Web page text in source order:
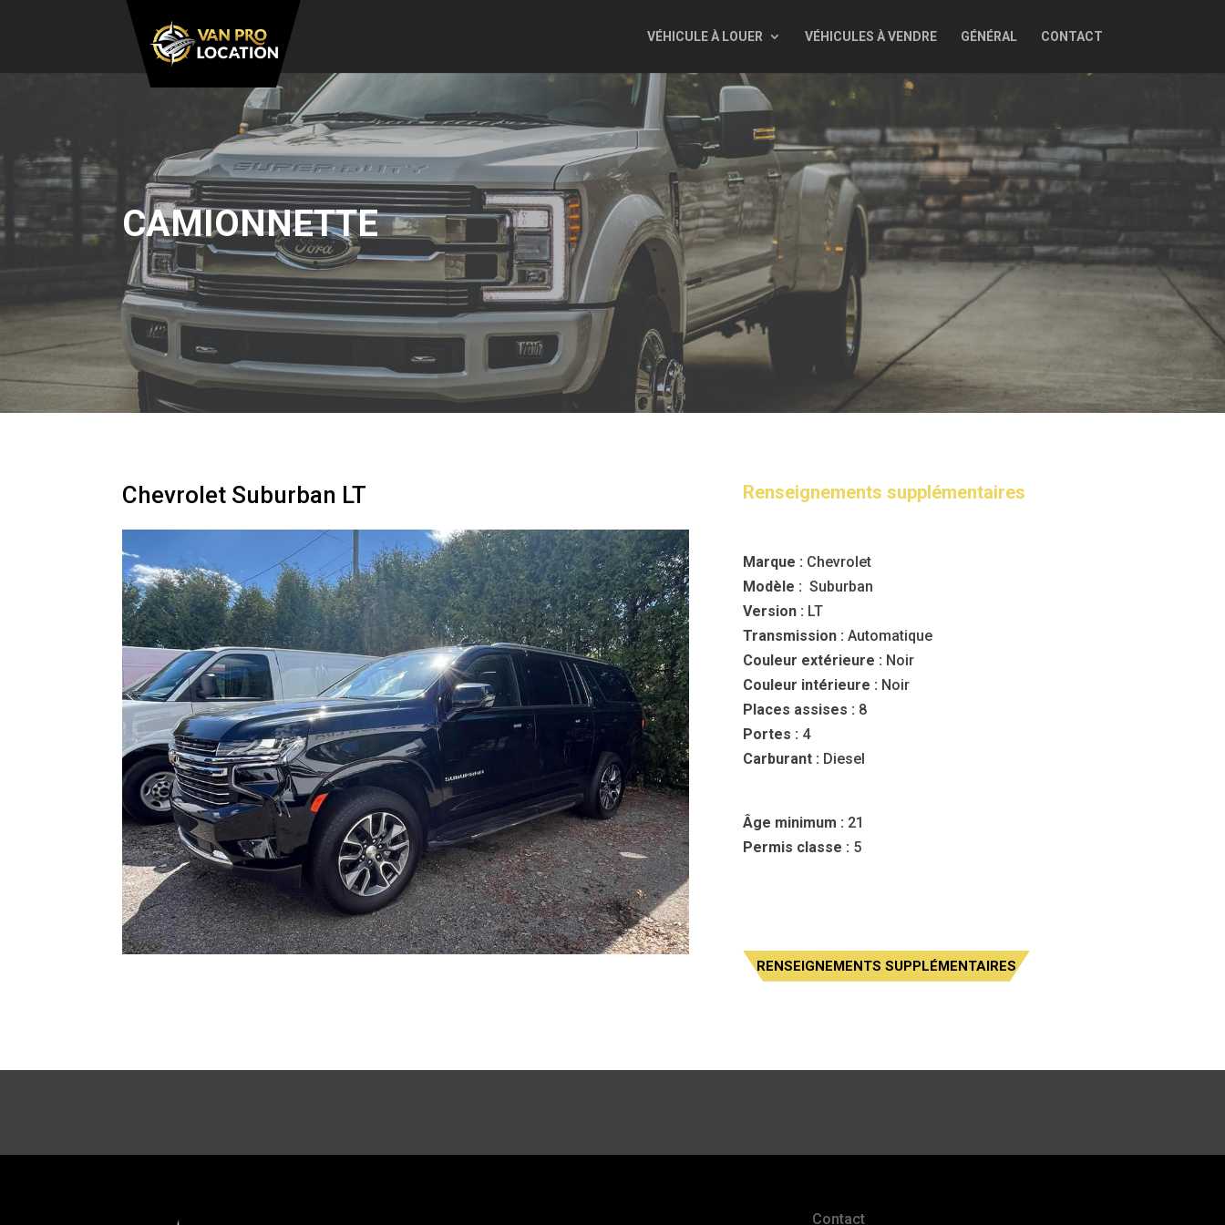
VÉHICULE À LOUER VÉHICULES À VENDRE GÉNÉRAL CONTACT
CAMIONNETTE
Chevrolet Suburban LT Renseignements supplémentaires
Marque : Chevrolet
Modèle : Suburban
Version : LT
Transmission : Automatique
Couleur extérieure : Noir
Couleur intérieure : Noir
Places assises : 8
Portes : 4
Carburant : Diesel
Âge minimum : 21
Permis classe : 5
RENSEIGNEMENTS SUPPLÉMENTAIRES
Contact